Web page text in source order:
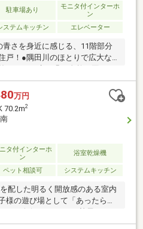
雨の日でもお子さんが遊べるキ
仕事、勉強に集中できるスタデ
件ならではの充実した共用施設
駐車場あり
モニタ付インターホ
ン
ステムキッチン エレベーター
さを身近に感じる、11階部分
戸！●隅田川のほとりで広大な
ンションの目の前が始発のバ
ので、王子駅、王子神谷駅へも
一丁目」バス停まで徒歩2分、
谷駅まで約9分、王子駅まで約
は徒歩15分でアクセスも可能●広
全207区画の平置き駐車場（出
、ハイルーフ車も駐車可能）●
り頂けるゲストルーム、雨の日
キッズルーム、その他有り
万円
70.2m2
タ付インターホ
ン
浴室乾燥機
ペット相談可 システムキッチン
配した明るく開放感のある室内
の遊び場として「あったら便
イムも楽しめます◎歩車分離さ